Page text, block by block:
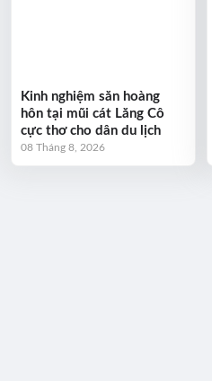
Kinh nghiệm săn hoàng
hôn tại mũi cát Lăng Cô
cực thơ cho dân du lịch
08 Tháng 8, 2026